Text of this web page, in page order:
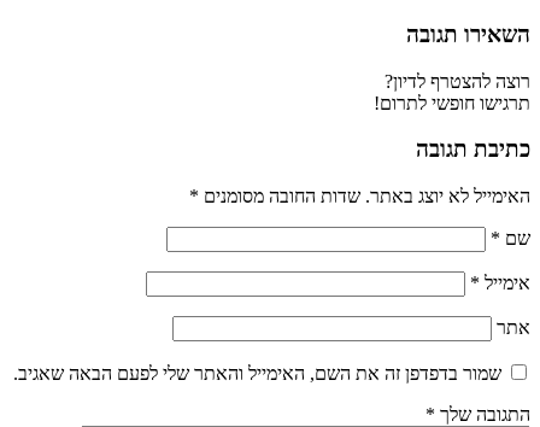
השאירו תגובה
רוצה להצטרף לדיון?
תרגישו חופשי לתרום!
כתיבת תגובה
האימייל לא יוצג באתר. שדות החובה מסומנים *
שם *
אימייל *
אתר
שמור בדפדפן זה את השם, האימייל והאתר שלי לפעם הבאה שאגיב.
התגובה שלך *